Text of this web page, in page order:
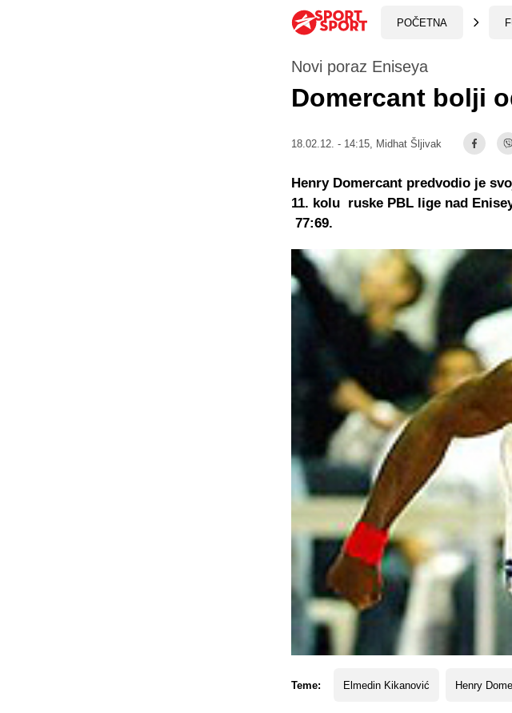
POČETNA
Novi poraz Eniseya
Domercant bolji
18.02.12. - 14:15, Midhat Šljivak
Teme: Elmedin Kikanović Henry
Henry Domercant predvodio je
11. kolu ruske PBL lige nad
77:69.